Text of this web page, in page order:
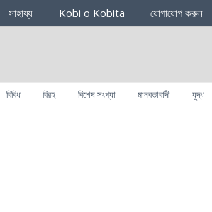
সাহায্য Kobi o Kobita যোগাযোগ করুন
বিবিধ বিরহ বিশেষ সংখ্যা মানবতাবাদী যুদ্ধ